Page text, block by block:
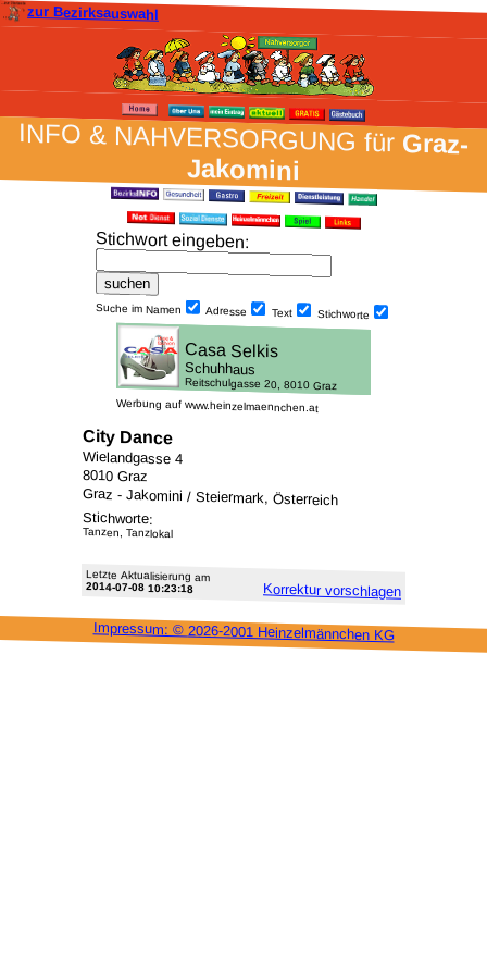
zur Bezirksauswahl
INFO & NAH­VER­SORG­UNG fürGraz-
Jakomini
Stich­wort ein­geben:
Suche im Namen Adresse Text Stich­worte
Werbung auf www.heinzelmaennchen.at
City Dance
Wielandgasse 4
8010 Graz
Graz - Jakomini / Steiermark, Österreich
Stichworte:
Tanzen, Tanzlokal
Letzte Aktu­alisie­rung am
2014-07-08 10:23:18 Korrektur vor­schlagen
Impressum: © 2026-2001 Heinzel­männchen KG